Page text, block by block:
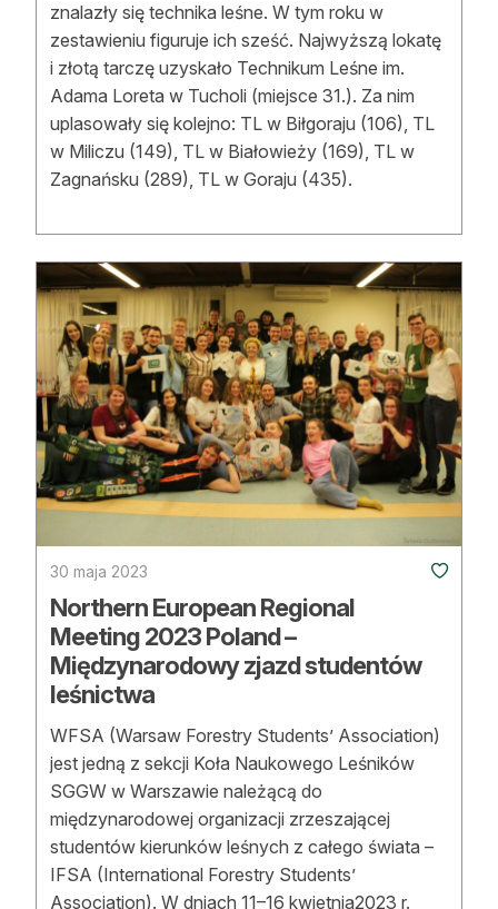
znalazły się technika leśne. W tym roku w
zestawieniu figuruje ich sześć. Najwyższą lokatę
i złotą tarczę uzyskało Technikum Leśne im.
Adama Loreta w Tucholi (miejsce 31.). Za nim
uplasowały się kolejno: TL w Biłgoraju (106), TL
w Miliczu (149), TL w Białowieży (169), TL w
Zagnańsku (289), TL w Goraju (435).
30 maja 2023
Northern European Regional
Meeting 2023 Poland –
Międzynarodowy zjazd studentów
leśnictwa
WFSA (Warsaw Forestry Students’ Association)
jest jedną z sekcji Koła Naukowego Leśników
SGGW w Warszawie należącą do
międzynarodowej organizacji zrzeszającej
studentów kierunków leśnych z całego świata –
IFSA (International Forestry Students’
Association). W dniach 11–16 kwietnia2023 r.